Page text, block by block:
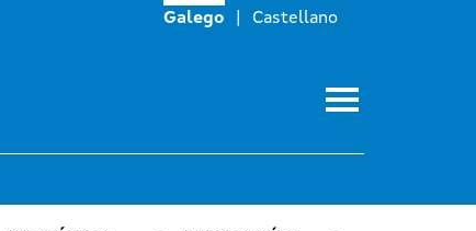
Galego Castellano